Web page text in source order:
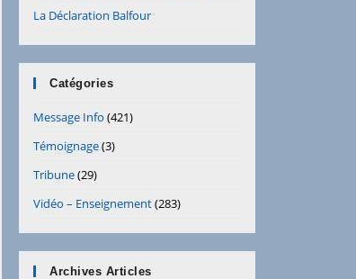
La Déclaration Balfour
Catégories
Message Info (421)
Témoignage(3)
Tribune(29)
Vidéo – Enseignement(283)
Archives Articles